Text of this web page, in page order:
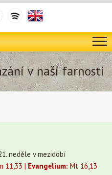
v naší farnosti
neděle v mezidobí
11,33 | Evangelium: Mt 16,13